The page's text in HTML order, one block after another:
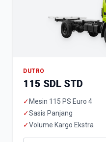
DUTRO
115 SDL STD
✓ Mesin 115 PS Euro 4
✓Sasis Panjang
✓Volume Kargo Ekstra